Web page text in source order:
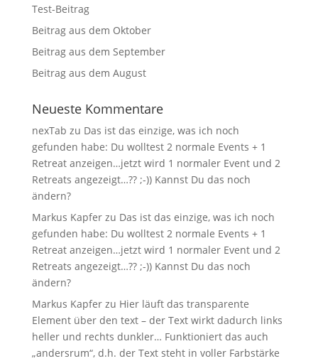
Test-Beitrag
Beitrag aus dem Oktober
Beitrag aus dem September
Beitrag aus dem August
Neueste Kommentare
nexTab zu Das ist das einzige, was ich noch
gefunden habe: Du wolltest 2 normale Events + 1
Retreat anzeigen…jetzt wird 1 normaler Event und 2
Retreats angezeigt…?? ;-)) Kannst Du das noch
ändern?
Markus Kapferzu Das ist das einzige, was ich noch
gefunden habe: Du wolltest 2 normale Events + 1
Retreat anzeigen…jetzt wird 1 normaler Event und 2
Retreats angezeigt…?? ;-)) Kannst Du das noch
ändern?
Markus Kapferzu Hier läuft das transparente
Element über den text – der Text wirkt dadurch links
heller und rechts dunkler… Funktioniert das auch
„andersrum“, d.h. der Text steht in voller Farbstärke